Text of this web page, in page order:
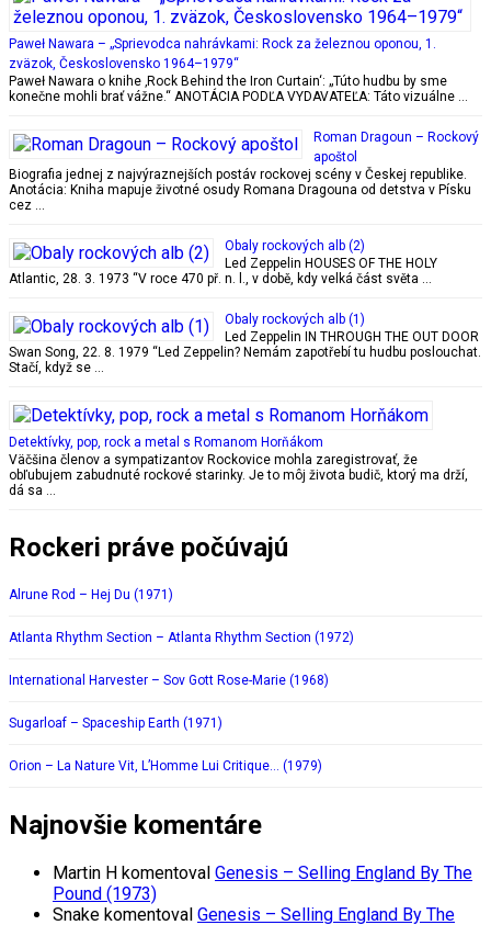
Paweł Nawara – „Sprievodca nahrávkami: Rock za železnou oponou, 1.
zväzok, Československo 1964–1979“
Paweł Nawara o knihe ‚Rock Behind the Iron Curtain‘: „Túto hudbu by sme
konečne mohli brať vážne.“ ANOTÁCIA PODĽA VYDAVATEĽA: Táto vizuálne …
Roman Dragoun – Rockový
apoštol
Biografia jednej z najvýraznejších postáv rockovej scény v Českej republike.
Anotácia: Kniha mapuje životné osudy Romana Dragouna od detstva v Písku
cez …
Obaly rockových alb (2)
Led Zeppelin HOUSES OF THE HOLY
Atlantic, 28. 3. 1973 “V roce 470 př. n. l., v době, kdy velká část světa …
Obaly rockových alb (1)
Led Zeppelin IN THROUGH THE OUT DOOR
Swan Song, 22. 8. 1979 “Led Zeppelin? Nemám zapotřebí tu hudbu poslouchat.
Stačí, když se …
Detektívky, pop, rock a metal s Romanom Horňákom
Väčšina členov a sympatizantov Rockovice mohla zaregistrovať, že
obľubujem zabudnuté rockové starinky. Je to môj života budič, ktorý ma drží,
dá sa …
Rockeri práve počúvajú
Alrune Rod – Hej Du (1971)
Atlanta Rhythm Section – Atlanta Rhythm Section (1972)
International Harvester – Sov Gott Rose-Marie (1968)
Sugarloaf – Spaceship Earth (1971)
Orion – La Nature Vit, L’Homme Lui Critique… (1979)
Najnovšie komentáre
Martin H komentoval Genesis – Selling England By The
Pound (1973)
Snake komentoval Genesis – Selling England By The